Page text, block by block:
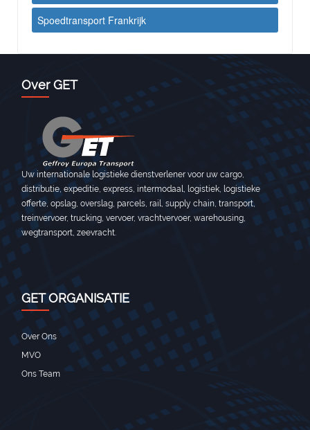
Spoedtransport Frankrijk
Over GET
Uw internationale logistieke dienstverlener voor uw cargo,
distributie, expeditie, express, intermodaal, logistiek, logistieke
offerte, opslag, overslag, parcels, rail, supply chain, transport,
treinvervoer, trucking, vervoer, vrachtvervoer, warehousing,
wegtransport, zeevracht.
GET ORGANISATIE
Over Ons
MVO
Ons Team